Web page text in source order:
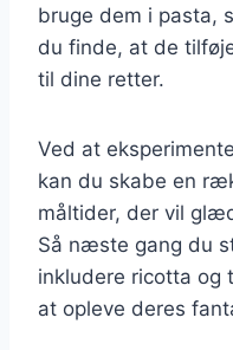
bruge dem i pasta,
du finde, at de
til dine retter.
Ved at
kan du skabe en
måltider, der vil
Så næste gang du
inkludere ricotta og
at opleve deres